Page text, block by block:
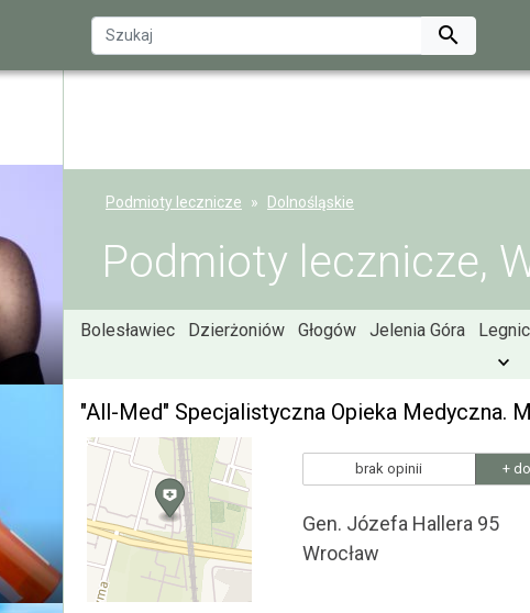

Podmioty lecznicze Dolnośląskie
Podmioty lecznicze,
Bolesławiec Dzierżoniów Głogów Jelenia Góra
"All-Med" Specjalistyczna Opieka Medyczna.
brak opinii +
Gen. Józefa Hallera 95
Wrocław